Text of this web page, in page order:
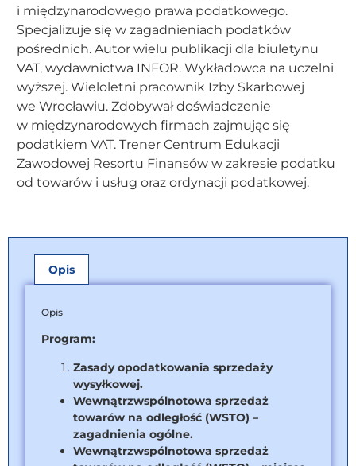
i międzynarodowego prawa podatkowego.
Specjalizuje się w zagadnieniach podatków
pośrednich. Autor wielu publikacji dla biuletynu
VAT, wydawnictwa INFOR. Wykładowca na uczelni
wyższej. Wieloletni pracownik Izby Skarbowej
we Wrocławiu. Zdobywał doświadczenie
w międzynarodowych firmach zajmując się
podatkiem VAT. Trener Centrum Edukacji
Zawodowej Resortu Finansów w zakresie podatku
od towarów i usług oraz ordynacji podatkowej.
Opis
Opis
Program:
Zasady opodatkowania sprzedaży
wysyłkowej.
Wewnątrzwspólnotowa sprzedaż
towarów na odległość (WSTO) –
zagadnienia ogólne.
Wewnątrzwspólnotowa sprzedaż